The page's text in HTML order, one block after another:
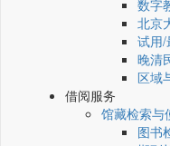
数字
北京
试用/
晚清
区域
借阅服务
馆藏检索与
图书